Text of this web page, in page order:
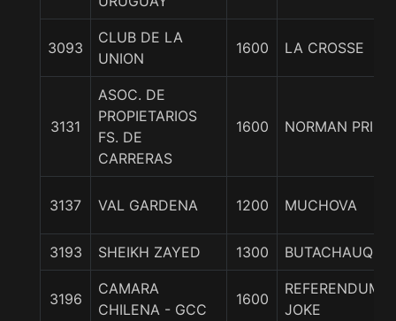
3093
CLUB DE LA
UNION
1600 LA CROSSE
3131
ASOC. DE
PROPIETARIOS
FS. DE
CARRERAS
1600 NORMAN PRICE
3137 VAL GARDENA 1200 MUCHOVA
3193 SHEIKH ZAYED 1300
3196
CAMARA
CHILENA - GCC
1600
REFERENDUM
JOKE